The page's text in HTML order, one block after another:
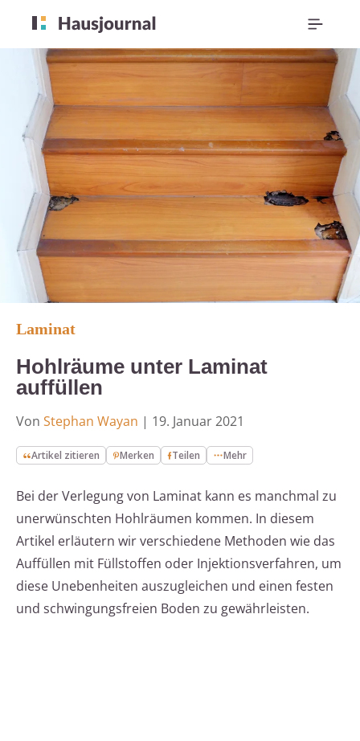
Laminat
Hohlräume unter Laminat
auffüllen
Von Stephan Wayan | 19. Januar 2021
Artikel zitieren Merken Teilen Mehr
Bei der Verlegung von Laminat kann es manchmal zu
unerwünschten Hohlräumen kommen. In diesem
Artikel erläutern wir verschiedene Methoden wie das
Auffüllen mit Füllstoffen oder Injektionsverfahren, um
diese Unebenheiten auszugleichen und einen festen
und schwingungsfreien Boden zu gewährleisten.